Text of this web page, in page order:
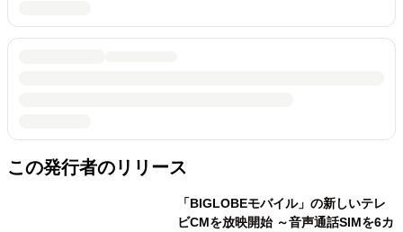
この発行者のリリース
「BIGLOBEモバイル」の新しいテレ
ビCMを放映開始 ～音声通話SIMを6カ